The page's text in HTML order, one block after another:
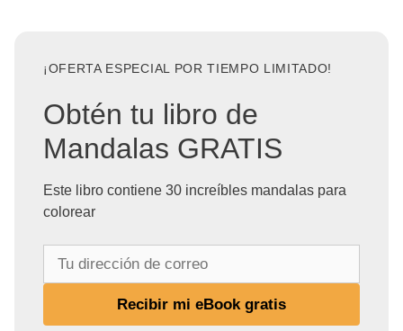
¡OFERTA ESPECIAL POR TIEMPO LIMITADO!
Obtén tu libro de
Mandalas GRATIS
Este libro contiene 30 increíbles mandalas para
colorear
Recibir mi eBook gratis